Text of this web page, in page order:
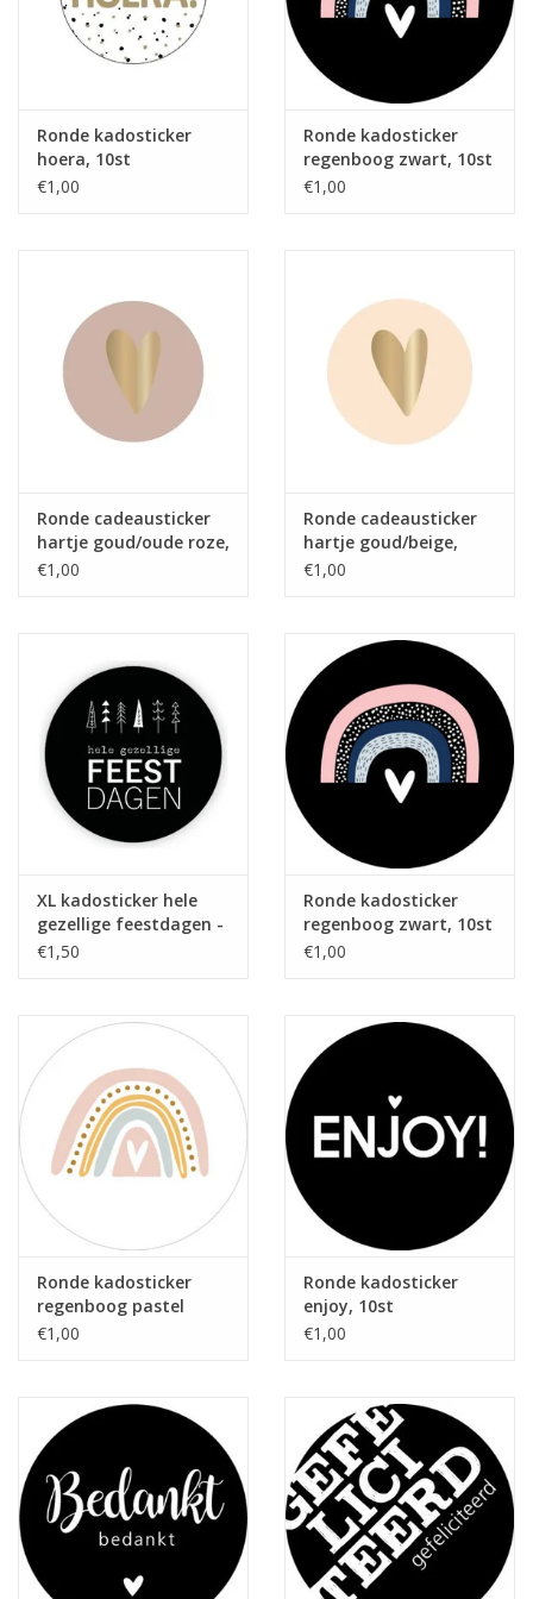
Ronde kadosticker
hoera, 10st
€1,00
Ronde kadosticker
regenboog zwart, 10st
€1,00
Ronde cadeausticker
hartje goud/oude roze,
10st
€1,00
Ronde cadeausticker
hartje goud/beige,
10st
€1,00
XL kadosticker hele
gezellige feestdagen -
zwart - 10 st
€1,50
Ronde kadosticker
regenboog zwart, 10st
€1,00
Ronde kadosticker
regenboog pastel
roze, 10st
€1,00
Ronde kadosticker
enjoy, 10st
€1,00